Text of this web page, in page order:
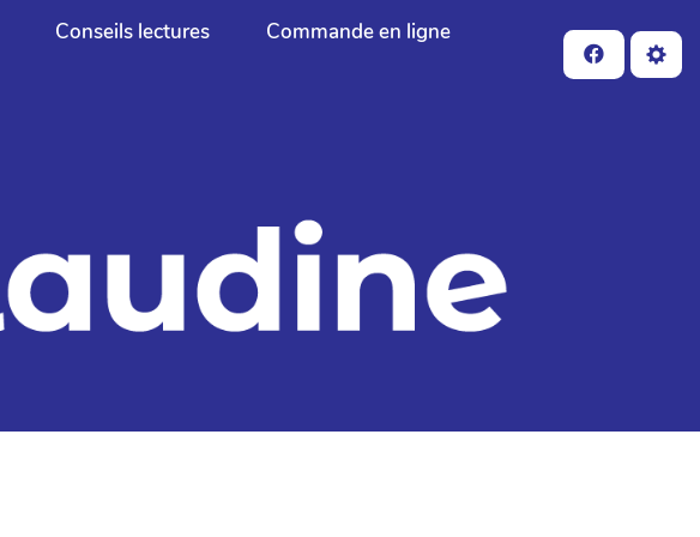
Conseils lectures
Commande en ligne